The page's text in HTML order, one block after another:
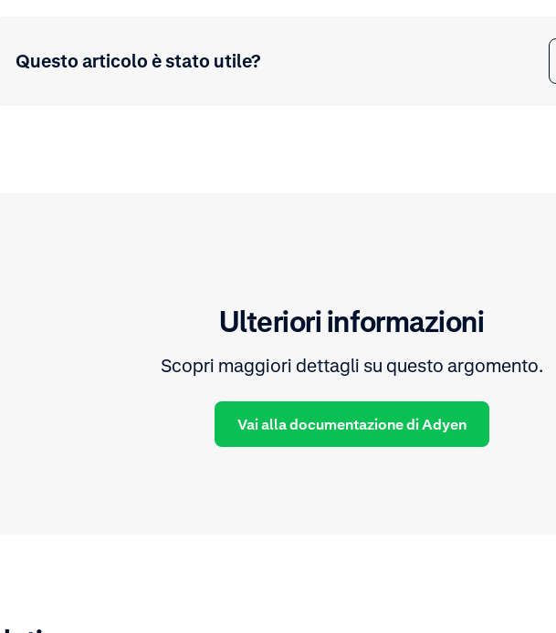
Questo articolo è stato utile?
Ulteriori informazioni
Scopri maggiori dettagli su questo argomento.
Vai alla documentazione di Adyen